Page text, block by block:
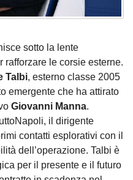
sotto la lente
rafforzare le corsie esterne.
Talbi, esterno classe 2005
emergente che ha attirato
Giovanni Manna.
il dirigente
contatti esplorativi con il
dell’operazione. Talbi è
per il presente e il futuro